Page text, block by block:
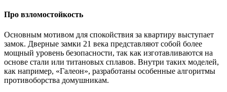
Про взломостойкость
Основным мотивом для спокойствия за квартиру выступает
замок. Дверные замки 21 века представляют собой более
мощный уровень безопасности, так как изготавливаются на
основе стали или титановых сплавов. Внутри таких моделей,
как например, «Галеон», разработаны особенные алгоритмы
противоборства домушникам.